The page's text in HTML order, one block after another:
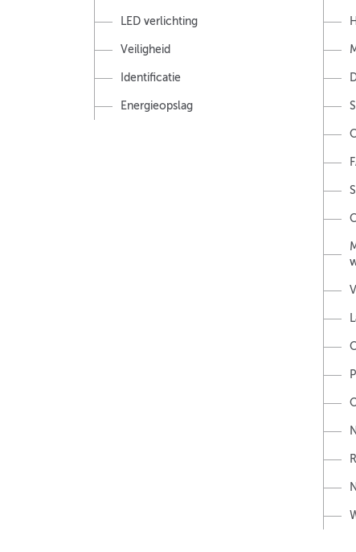
LED verlichting
Veiligheid
Identificatie
Energieopslag